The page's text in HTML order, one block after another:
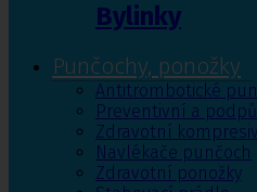
Bylinky
Punčochy, ponožky
Antitrombotické
Preventivní a
Zdravotní
Navlékače punčoch
Zdravotní ponožky